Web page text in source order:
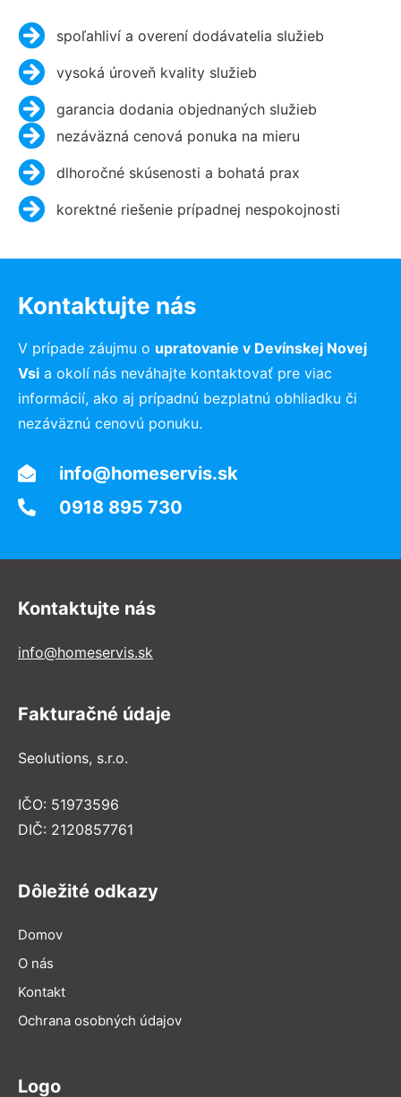
spoľahliví a overení dodávatelia služieb
vysoká úroveň kvality služieb
garancia dodania objednaných služieb
nezáväzná cenová ponuka na mieru
dlhoročné skúsenosti a bohatá prax
korektné riešenie prípadnej nespokojnosti
Kontaktujte nás
V prípade záujmu o upratovanie v Devínskej Novej
Vsi a okolí nás neváhajte kontaktovať pre viac
informácií, ako aj prípadnú bezplatnú obhliadku či
nezáväznú cenovú ponuku.
info@homeservis.sk
0918 895 730
Kontaktujte nás
info@homeservis.sk
Fakturačné údaje
Seolutions, s.r.o.
IČO: 51973596
DIČ: 2120857761
Dôležité odkazy
Domov
O nás
Kontakt
Ochrana osobných údajov
Logo